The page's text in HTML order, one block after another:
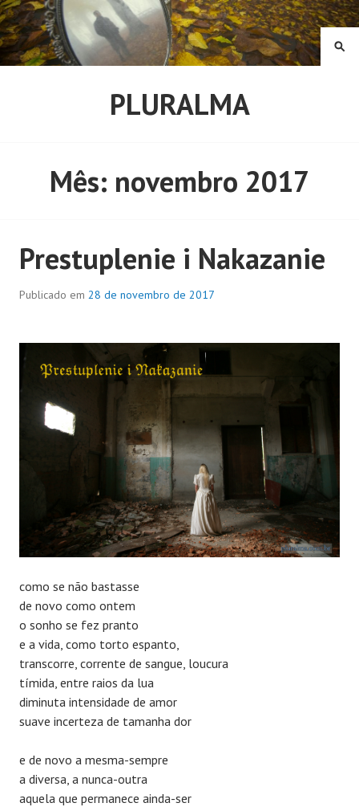
Pular
para
o
conteúdo
PLURALMA
Mês: novembro 2017
Prestuplenie i Nakazanie
Publicado em 28 de novembro de 2017
como se não bastasse
de novo como ontem
o sonho se fez pranto
e a vida, como torto espanto,
transcorre, corrente de sangue, loucura
tímida, entre raios da lua
diminuta intensidade de amor
suave incerteza de tamanha dor
e de novo a mesma-sempre
a diversa, a nunca-outra
aquela que permanece ainda-ser